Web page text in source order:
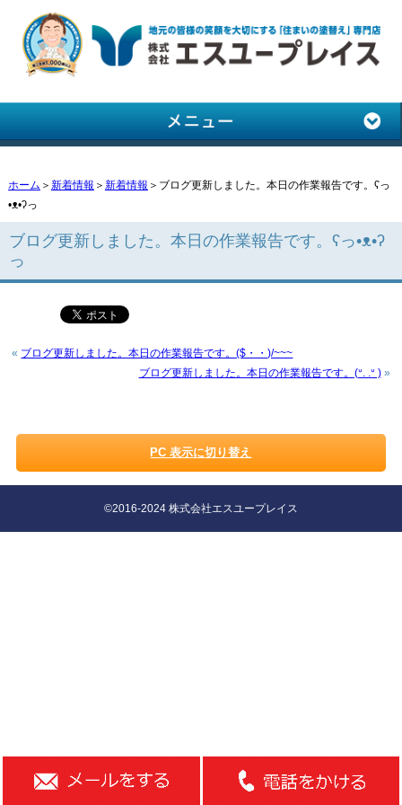
ホーム ＞ 新着情報 ＞ 新着情報 ＞ブログ更新しました。本日の作業報告です。ʕっ
•ᴥ•ʔっ
ブログ更新しました。本日の作業報告です。ʕっ•ᴥ•ʔ
っ
« ブログ更新しました。本日の作業報告です。($・・)/~~~
ブログ更新しました。本日の作業報告です。(ᐡ. .ᐡ )»
PC 表示に切り替え
©2016-2024 株式会社エスユープレイス